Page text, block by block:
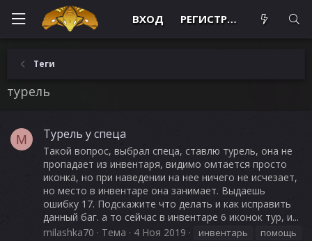
ВХОД РЕГИСТРАЦИЯ
Теги
турель
M Турель у спеца
Такой вопрос, выбрал спеца, ставлю турель, она не
пропадает из инвентаря, видимо омтается просто
иконка, но при наведении на нее ничего не исчезает,
но место в инвентаре она занимает. Выдаешь
ошибку 17. Подскажите что делать и как исправить
данный баг. а то сейчас в инвентаре 6 иконок тур, и...
milashka70
Тема 4 Ноя 2019 инвентарь
помощь